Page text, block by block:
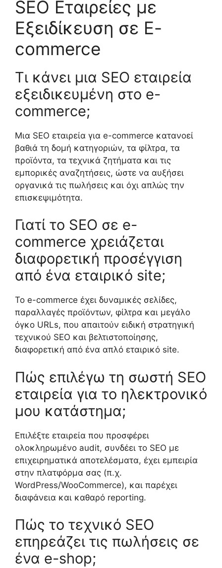
SEO Εταιρείες με
Εξειδίκευση σε E-
commerce
Τι κάνει μια SEO εταιρεία
εξειδικευμένη στο e-
commerce;
Μια SEO εταιρεία για e-commerce κατανοεί
βαθιά τη δομή κατηγοριών, τα φίλτρα, τα
προϊόντα, τα τεχνικά ζητήματα και τις
εμπορικές αναζητήσεις, ώστε να αυξήσει
οργανικά τις πωλήσεις και όχι απλώς την
επισκεψιμότητα.
Γιατί το SEO σε e-
commerce χρειάζεται
διαφορετική προσέγγιση
από ένα εταιρικό site;
Το e-commerce έχει δυναμικές σελίδες,
παραλλαγές προϊόντων, φίλτρα και μεγάλο
όγκο URLs, που απαιτούν ειδική στρατηγική
τεχνικού SEO και βελτιστοποίησης,
διαφορετική από ένα απλό εταιρικό site.
Πώς επιλέγω τη σωστή SEO
εταιρεία για το ηλεκτρονικό
μου κατάστημα;
Επιλέξτε εταιρεία που προσφέρει
ολοκληρωμένο audit, συνδέει το SEO με
επιχειρηματικά αποτελέσματα, έχει εμπειρία
στην πλατφόρμα σας (π.χ.
WordPress/WooCommerce), και παρέχει
διαφάνεια και καθαρό reporting.
Πώς το τεχνικό SEO
επηρεάζει τις πωλήσεις σε
ένα e-shop;